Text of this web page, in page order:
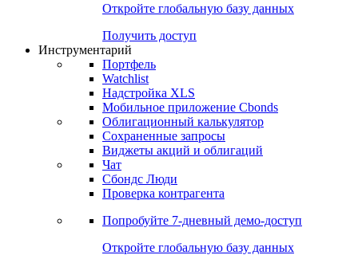
Откройте глобальную базу данных
Получить доступ
Инструментарий
Портфель
Watchlist
Надстройка XLS
Мобильное приложение Cbonds
Облигационный калькулятор
Сохраненные запросы
Виджеты акций и облигаций
Чат
Сбондс Люди
Проверка контрагента
Попробуйте 7-дневный демо-доступ
Откройте глобальную базу данных